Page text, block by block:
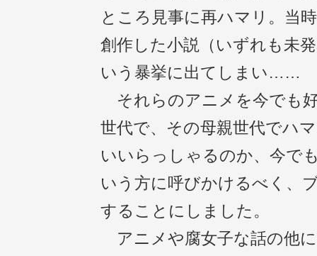
ところ見事に再ハマリ。当
創作した小説（いずれも未
いう暴挙に出てしまい……
それらのアニメを今でも
世代で、その母親世代でハ
いいらっしゃるのか、今で
いう方に呼びかけるべく、
することにしました。
アニメや腐女子な話の他